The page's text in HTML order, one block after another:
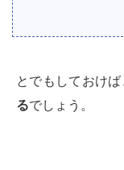
とでもしておけば
るでしょう。